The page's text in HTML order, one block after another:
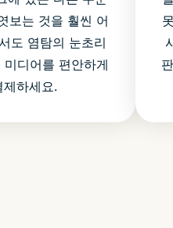
보는 것을 훨씬 어
도 염탐의 눈초리
디어를 편안하게
하세요.